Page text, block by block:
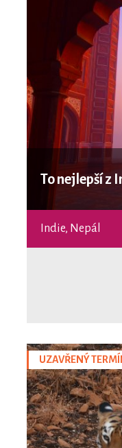
To nejlepší z
Indie, Nepál
UZAVŘENÝ